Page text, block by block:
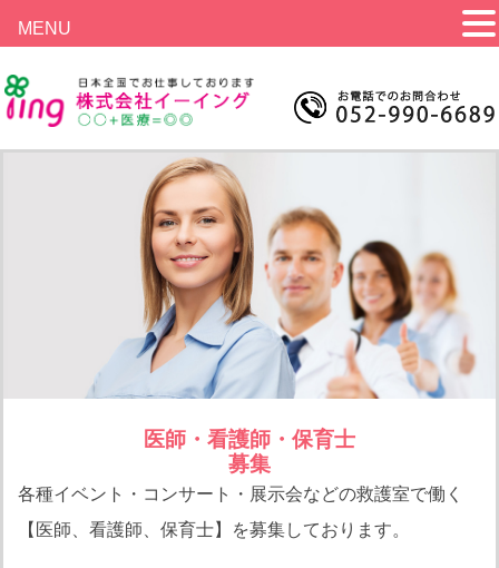
医師・看護師・保育士
募集
各種イベント・コンサート・展示会などの救護室で働く
【医師、看護師、保育士】を募集しております。
MENU